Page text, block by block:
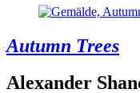
Autumn Trees
Alexander